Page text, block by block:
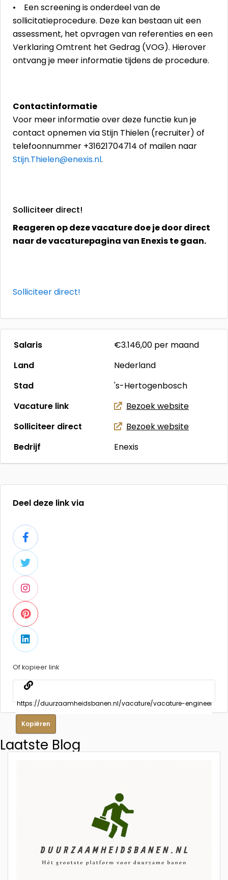
• Een screening is onderdeel van de
sollicitatieprocedure. Deze kan bestaan uit een
assessment, het opvragen van referenties en een
Verklaring Omtrent het Gedrag (VOG). Hierover
ontvang je meer informatie tijdens de procedure.
Contactinformatie
Voor meer informatie over deze functie kun je
contact opnemen via Stijn Thielen (recruiter) of
telefoonnummer +31621704714 of mailen naar
Stijn.Thielen@enexis.nl.
Solliciteer direct!
Reageren op deze vacature doe je door direct
naar de vacaturepagina van Enexis te gaan.
Solliciteer direct!
Salaris €3.146,00 per maand
Land
Nederland
Stad
's-Hertogenbosch
Vacature link
Bezoek website
Solliciteer direct
Bezoek website
Bedrijf
Enexis
Deel deze link via
Of kopieer link
Kopiëren
Laatste Blog